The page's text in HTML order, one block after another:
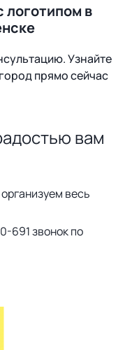
логотипом в
Узнайте
прямо сейчас
вам
весь
691 звонок по